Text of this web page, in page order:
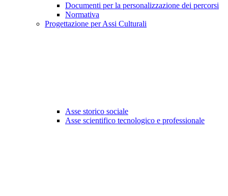
Documenti per la personalizzazione dei percorsi
Normativa
Progettazione per Assi Culturali
Asse storico sociale
Asse scientifico tecnologico e professionale